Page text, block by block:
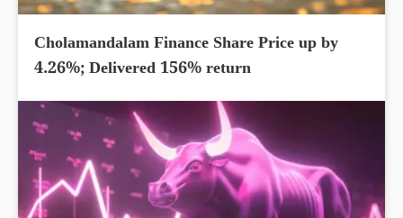
Cholamandalam Finance Share Price up by
4.26%; Delivered 156% return